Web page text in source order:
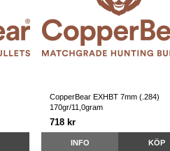
CopperBear EXHBT 7mm (.284)
170gr/11,0gram
718 kr
INFO KÖP